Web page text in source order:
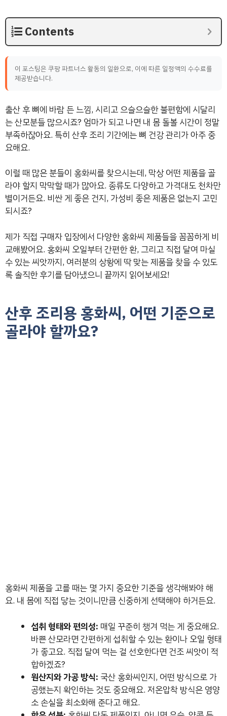
Contents
이 포스팅은 쿠팡 파트너스 활동의 일환으로, 이에 따른 일정액의 수수료를
제공받습니다.
출산 후 뼈에 바람 든 느낌, 시리고 으슬으슬한 불편함에 시달리
는 산모분들 많으시죠? 엄마가 되고 나면 내 몸 돌볼 시간이 정말
부족하잖아요. 특히 산후 조리 기간에는 뼈 건강 관리가 아주 중
요해요.
이럴 때 많은 분들이 홍화씨를 찾으시는데, 막상 어떤 제품을 골
라야 할지 막막할 때가 많아요. 종류도 다양하고 가격대도 천차만
별이거든요. 비싼 게 좋은 건지, 가성비 좋은 제품은 없는지 고민
되시죠?
제가 직접 구매자 입장에서 다양한 홍화씨 제품들을 꼼꼼하게 비
교해봤어요. 홍화씨 오일부터 간편한 환, 그리고 직접 달여 마실
수 있는 씨앗까지, 여러분의 상황에 딱 맞는 제품을 찾을 수 있도
록 솔직한 후기를 담아냈으니 끝까지 읽어보세요!
산후 조리용 홍화씨, 어떤 기준으로
골라야 할까요?
홍화씨 제품을 고를 때는 몇 가지 중요한 기준을 생각해봐야 해
요. 내 몸에 직접 닿는 것이니만큼 신중하게 선택해야 하거든요.
섭취 형태와 편의성: 매일 꾸준히 챙겨 먹는 게 중요해요.
바쁜 산모라면 간편하게 섭취할 수 있는 환이나 오일 형태
가 좋고요. 직접 달여 먹는 걸 선호한다면 건조 씨앗이 적
합하겠죠?
원산지와 가공 방식: 국산 홍화씨인지, 어떤 방식으로 가
공했는지 확인하는 것도 중요해요. 저온압착 방식은 영양
소 손실을 최소화해 준다고 해요.